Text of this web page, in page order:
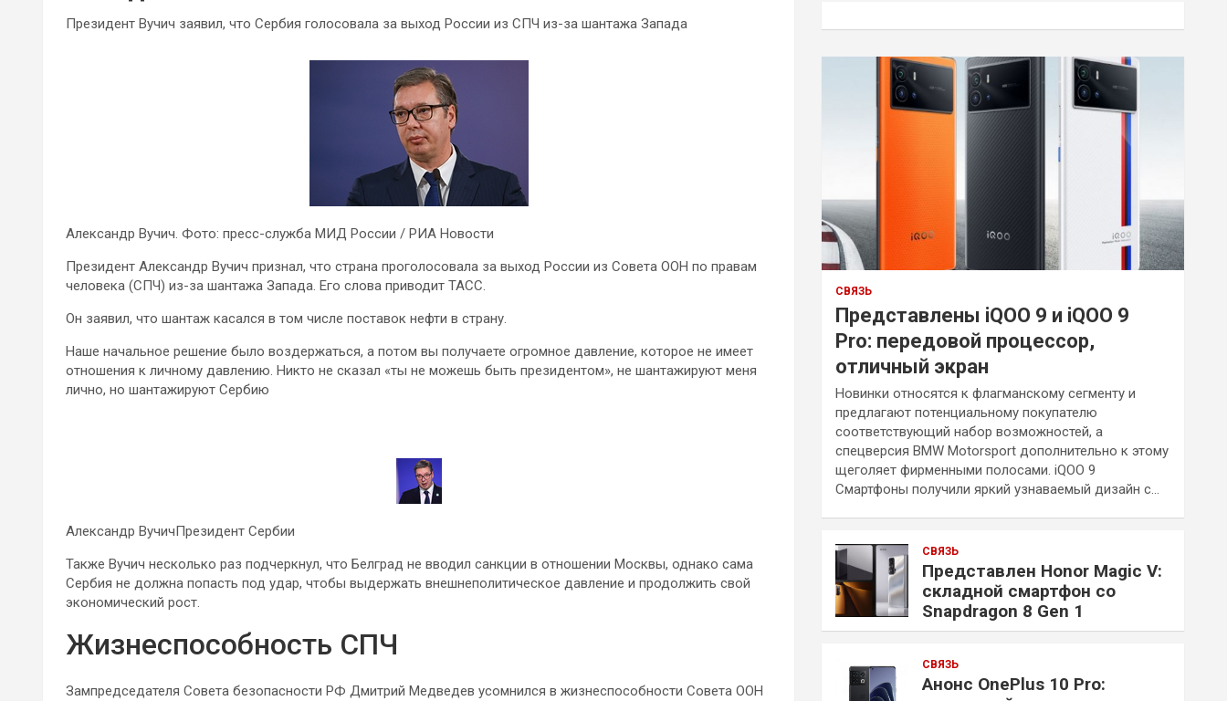
Президент Вучич заявил, что Сербия голосовала за выход России из СПЧ из-за шантажа Запада
Александр Вучич. Фото: пресс-служба МИД России / РИА Новости
Президент Александр Вучич признал, что страна проголосовала за выход России из Совета ООН по правам
человека (СПЧ) из-за шантажа Запада. Его слова приводит ТАСС.
Он заявил, что шантаж касался в том числе поставок нефти в страну.
Наше начальное решение было воздержаться, а потом вы получаете огромное давление, которое не имеет
отношения к личному давлению. Никто не сказал «ты не можешь быть президентом», не шантажируют меня
лично, но шантажируют Сербию
Александр ВучичПрезидент Сербии
Также Вучич несколько раз подчеркнул, что Белград не вводил санкции в отношении Москвы, однако сама
Сербия не должна попасть под удар, чтобы выдержать внешнеполитическое давление и продолжить свой
экономический рост.
Жизнеспособность СПЧ
Зампредседателя Совета безопасности РФ Дмитрий Медведев усомнился в жизнеспособности Совета ООН
СВЯЗЬ
Представлены iQOO 9 и iQOO 9
Pro: передовой процессор,
отличный экран
Новинки относятся к флагманскому сегменту и
предлагают потенциальному покупателю
соответствующий набор возможностей, а
спецверсия BMW Motorsport дополнительно к этому
щеголяет фирменными полосами. iQOO 9
Смартфоны получили яркий узнаваемый дизайн с…
СВЯЗЬ
Представлен Honor Magic V:
складной смартфон со
Snapdragon 8 Gen 1
СВЯЗЬ
Анонс OnePlus 10 Pro: